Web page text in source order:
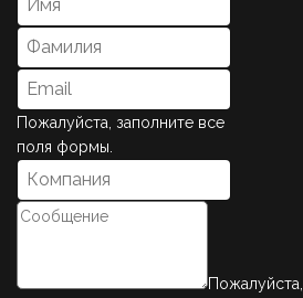
Пожалуйста, заполните все
поля формы.